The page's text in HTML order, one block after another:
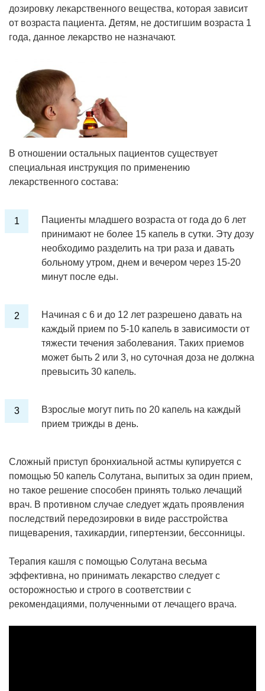
дозировку лекарственного вещества, которая зависит
от возраста пациента. Детям, не достигшим возраста 1
года, данное лекарство не назначают.
В отношении остальных пациентов существует
специальная инструкция по применению
лекарственного состава:
Пациенты младшего возраста от года до 6 лет
принимают не более 15 капель в сутки. Эту дозу
необходимо разделить на три раза и давать
больному утром, днем и вечером через 15-20
минут после еды.
Начиная с 6 и до 12 лет разрешено давать на
каждый прием по 5-10 капель в зависимости от
тяжести течения заболевания. Таких приемов
может быть 2 или 3, но суточная доза не должна
превысить 30 капель.
Взрослые могут пить по 20 капель на каждый
прием трижды в день.
Сложный приступ бронхиальной астмы купируется с
помощью 50 капель Солутана, выпитых за один прием,
но такое решение способен принять только лечащий
врач. В противном случае следует ждать проявления
последствий передозировки в виде расстройства
пищеварения, тахикардии, гипертензии, бессонницы.
Терапия кашля с помощью Солутана весьма
эффективна, но принимать лекарство следует с
осторожностью и строго в соответствии с
рекомендациями, полученными от лечащего врача.